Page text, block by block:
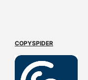
COPYSPIDER